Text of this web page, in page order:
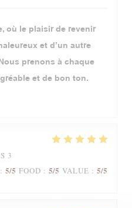
où le plaisir de revenir
et d’un autre
prenons à chaque
et de bon ton.
3
: 5/5 FOOD : 5/5 VALUE : 5/5